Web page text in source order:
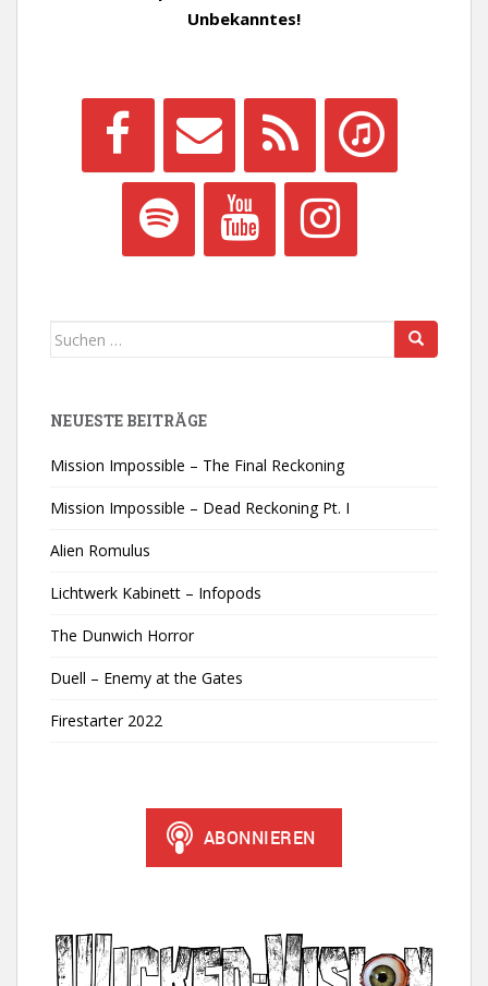
Unbekanntes!
Suchen
NEUESTE BEITRÄGE
Mission Impossible – The Final Reckoning
Mission Impossible – Dead Reckoning Pt. I
Alien Romulus
Lichtwerk Kabinett – Infopods
The Dunwich Horror
Duell – Enemy at the Gates
Firestarter 2022